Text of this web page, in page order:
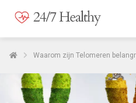
Waarom zijn Telomeren